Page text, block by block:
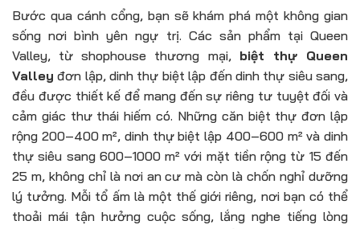
Bước qua cánh cổng, bạn sẽ khám phá một không gian
sống nơi bình yên ngự trị. Các sản phẩm tại Queen
Valley, từ shophouse thương mại, biệt thự Queen
Valley đơn lập, dinh thự biệt lập đến dinh thự siêu sang,
đều được thiết kế để mang đến sự riêng tư tuyệt đối và
cảm giác thư thái hiếm có. Những căn biệt thự đơn lập
rộng 200–400 m², dinh thự biệt lập 400–600 m² và dinh
thự siêu sang 600–1000 m² với mặt tiền rộng từ 15 đến
25 m, không chỉ là nơi an cư mà còn là chốn nghỉ dưỡng
lý tưởng. Mỗi tổ ấm là một thế giới riêng, nơi bạn có thể
thoải mái tận hưởng cuộc sống, lắng nghe tiếng lòng